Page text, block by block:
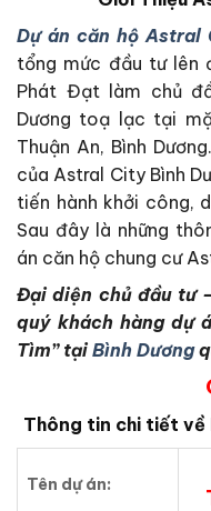
Dự án căn hộ Astral
tổng mức đầu tư lên
Phát Đạt làm chủ
Dương toạ lạc tại
Thuận An, Bình
của Astral City Bình
tiến hành khởi công,
Sau đây là những
án căn hộ chung cư
Đại diện chủ đầu tư
quý khách hàng dự
Tìm” tại Bình Dương
Thông tin chi tiết về
Tên dự án: